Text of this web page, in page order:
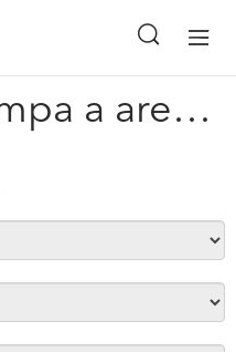
Fotomanter limpa a area de trabalho #105976
x